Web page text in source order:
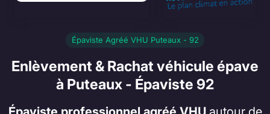
Épaviste Agréé VHU Puteaux - 92
Enlèvement & Rachat véhicule épave
à Puteaux - Épaviste 92